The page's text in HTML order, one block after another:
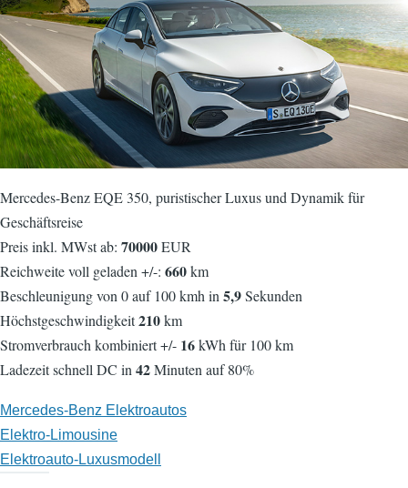
Mercedes-Benz EQE 350, puristischer Luxus und Dynamik für
Geschäftsreise
Preis inkl. MWst ab: 70000EUR
Reichweite voll geladen +/-: 660km
Beschleunigung von 0 auf 100 kmh in 5,9Sekunden
Höchstgeschwindigkeit210km
Stromverbrauch kombiniert +/- 16kWh für 100 km
Ladezeit schnell DC in 42Minuten auf 80%
Mercedes-Benz Elektroautos
Elektro-Limousine
Elektroauto-Luxusmodell